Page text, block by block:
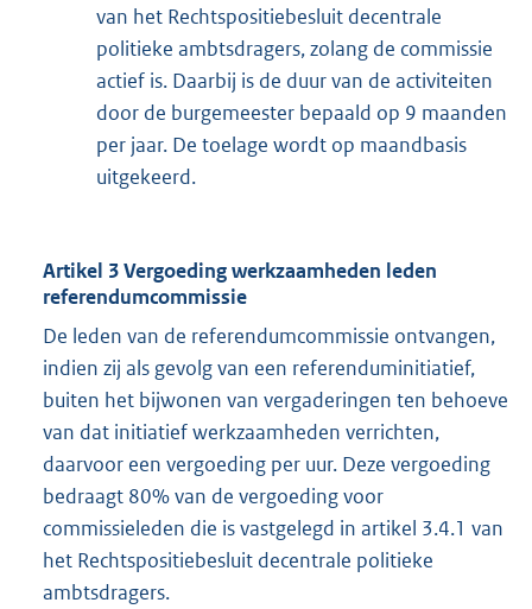
van het Rechtspositiebesluit decentrale
politieke ambtsdragers, zolang de commissie
actief is. Daarbij is de duur van de activiteiten
door de burgemeester bepaald op 9 maanden
per jaar. De toelage wordt op maandbasis
uitgekeerd.
Artikel 3 Vergoeding werkzaamheden leden
referendumcommissie
De leden van de referendumcommissie ontvangen,
indien zij als gevolg van een referenduminitiatief,
buiten het bijwonen van vergaderingen ten behoeve
van dat initiatief werkzaamheden verrichten,
daarvoor een vergoeding per uur. Deze vergoeding
bedraagt 80% van de vergoeding voor
commissieleden die is vastgelegd in artikel 3.4.1 van
het Rechtspositiebesluit decentrale politieke
ambtsdragers.